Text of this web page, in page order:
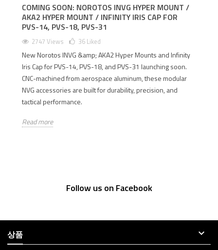
COMING SOON: NOROTOS INVG HYPER MOUNT /
AKA2 HYPER MOUNT / INFINITY IRIS CAP FOR
PVS-14, PVS-18, PVS-31
2747 Views 36 Liked
New Norotos INVG &amp; AKA2 Hyper Mounts and Infinity
Iris Cap for PVS-14, PVS-18, and PVS-31 launching soon.
CNC-machined from aerospace aluminum, these modular
NVG accessories are built for durability, precision, and
tactical performance.
Read more
Follow us on Facebook
상품 